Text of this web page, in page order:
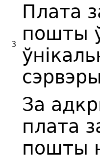
3
Плата
пошты
За
плата
пошты